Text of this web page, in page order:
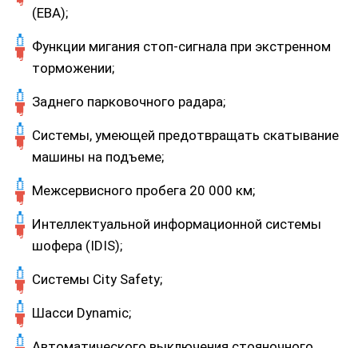
(ЕВА);
Функции мигания стоп-сигнала при экстренном
торможении;
Заднего парковочного радара;
Системы, умеющей предотвращать скатывание
машины на подъеме;
Межсервисного пробега 20 000 км;
Интеллектуальной информационной системы
шофера (IDIS);
Системы City Safety;
Шасси Dynamic;